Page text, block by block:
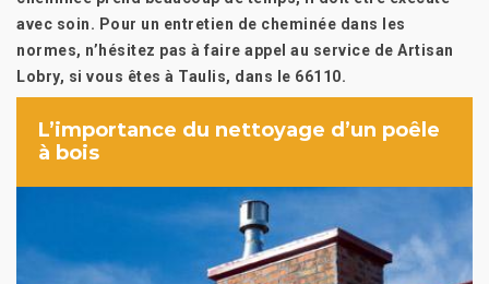
avec soin. Pour un entretien de cheminée dans les
normes, n’hésitez pas à faire appel au service de Artisan
Lobry, si vous êtes à Taulis, dans le 66110.
L’importance du nettoyage d’un poêle
à bois